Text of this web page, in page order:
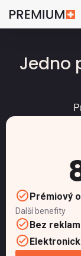
Jedno
Prémiový
Další benefity
Bez reklam